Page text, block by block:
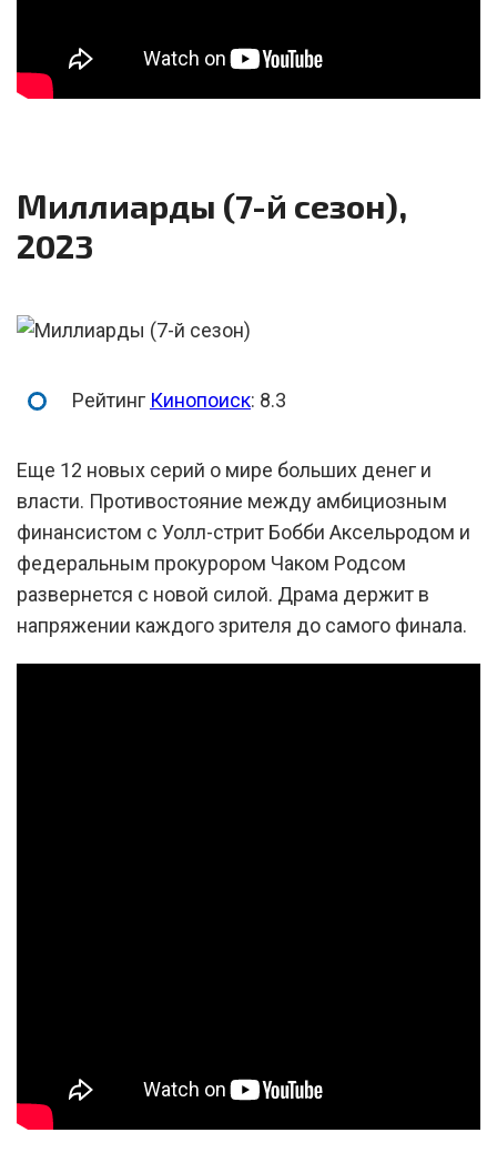
Миллиарды (7-й сезон),
2023
Рейтинг Кинопоиск: 8.3
Еще 12 новых серий о мире больших денег и
власти. Противостояние между амбициозным
финансистом с Уолл-стрит Бобби Аксельродом и
федеральным прокурором Чаком Родсом
развернется с новой силой. Драма держит в
напряжении каждого зрителя до самого финала.